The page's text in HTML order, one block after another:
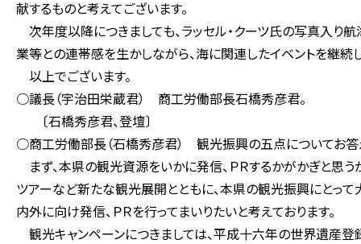
献するものと考えてございます。
次年度以降につきましても、ラッセル・クーツ氏の写真入り
業等との連帯感を生かしながら、海に関連したイベントを継続
以上でございます。
○議長（宇治田栄蔵君） 商工労働部長石橋秀彦君。
〔石橋秀彦君、登壇〕
○商工労働部長（石橋秀彦君） 観光振興の五点についてお答
まず、本県の観光資源をいかに発信、ＰＲするかがかぎと思
ツアーなど新たな観光展開とともに、本県の観光振興にとっ
内外に向け発信、ＰＲを行ってまいりたいと考えております。
観光キャンペーンにつきましては、平成十六年の世界遺産